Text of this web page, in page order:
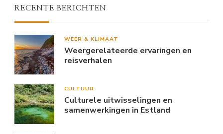
RECENTE BERICHTEN
WEER & KLIMAAT
Weergerelateerde ervaringen en
reisverhalen
CULTUUR
Culturele uitwisselingen en
samenwerkingen in Estland